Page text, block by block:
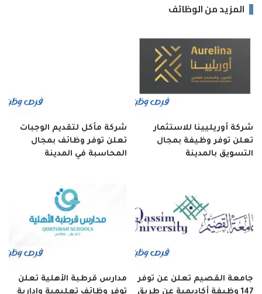
المزيد من الوظائف
شركة أوريليينا للاستثمار
تعلن توفر وظيفة بمجال
التسويق بالمدينة
شركة مأكل لتقديم الوجبات
تعلن توفر وظائف بمجال
المحاسبة في المدينة
جامعة القصيم تعلن عن توفر
147 وظيفة أكاديمية عن طريق
مدارس قرطبة الأهلية تعلن
توفر وظائف تعليمية وإدارية